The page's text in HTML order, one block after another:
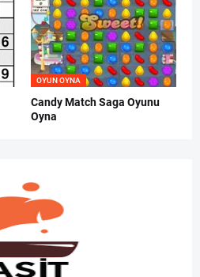
OYUN OYNA
Candy Match Saga Oyunu
Oyna